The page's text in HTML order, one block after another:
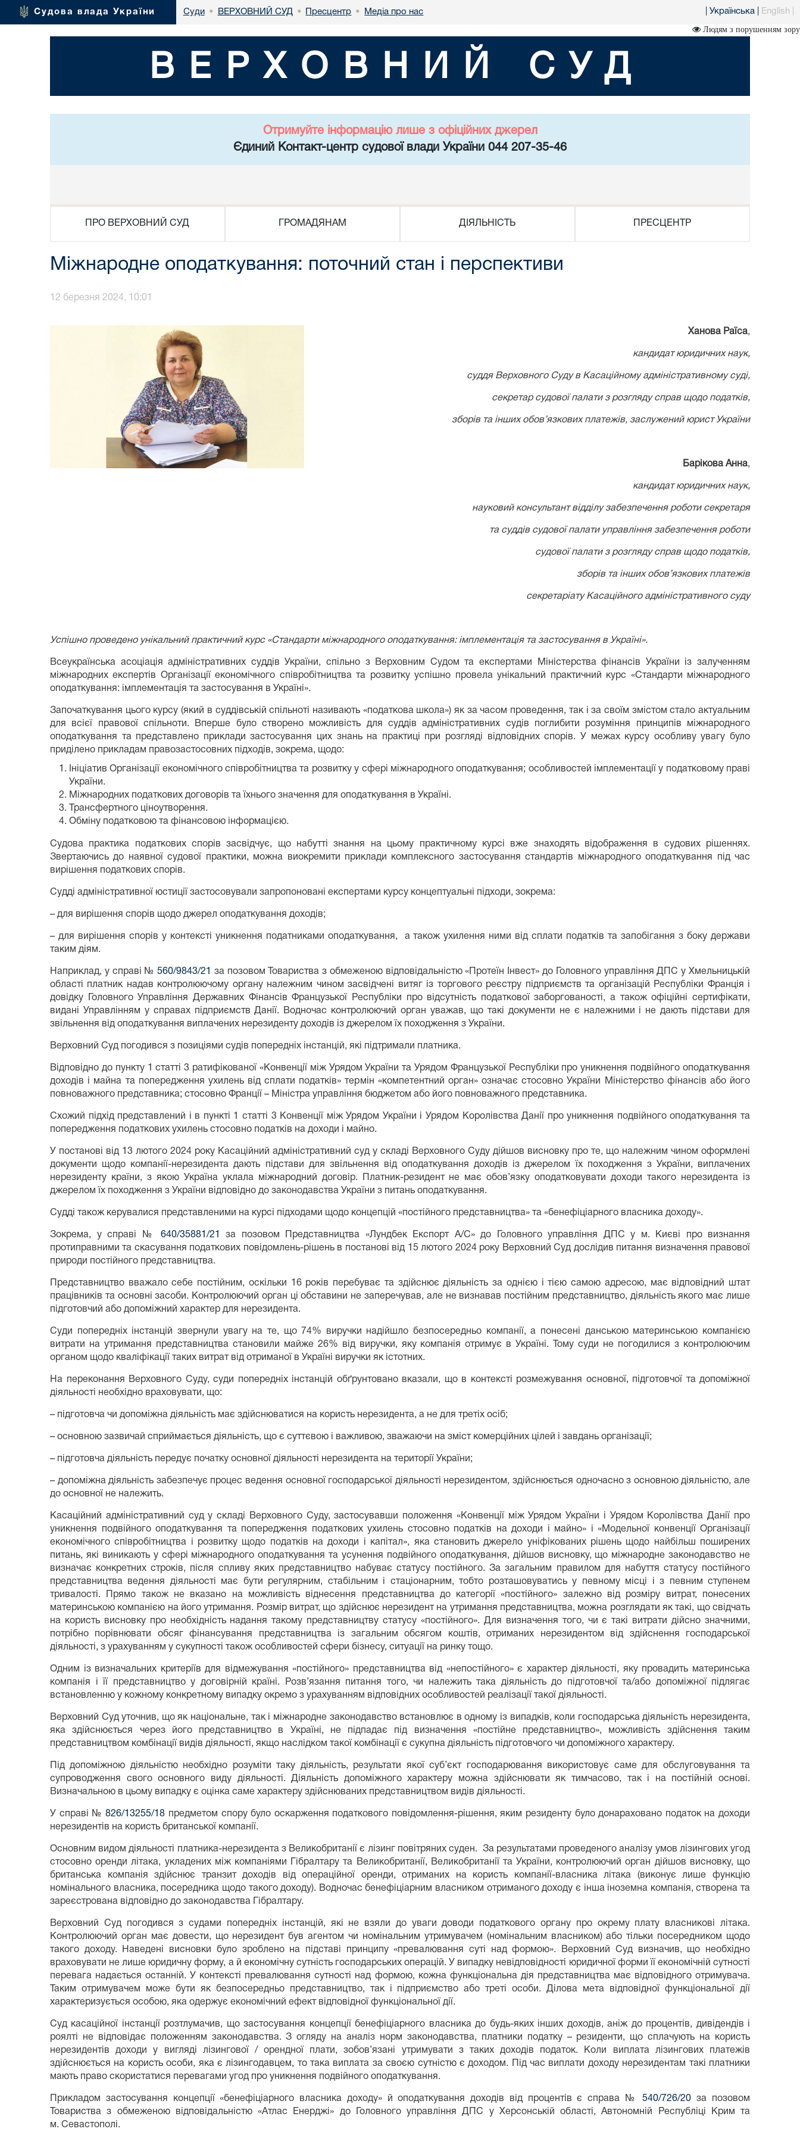
Судова влада України Суди • ВЕРХОВНИЙ СУД • Пресцентр • Медіа про нас Українська English
Людям з порушенням зору
ВЕРХОВНИЙ СУД
Отримуйте інформацію лише з офіційних джерел
Єдиний Контакт-центр судової влади України 044 207-35-46
ПРО ВЕРХОВНИЙ СУД ГРОМАДЯНАМ ДІЯЛЬНІСТЬ ПРЕСЦЕНТР
Міжнародне оподаткування: поточний стан і перспективи
12 березня 2024, 10:01
Ханова Раїса,
кандидат юридичних наук,
суддя Верховного Суду в Касаційному адміністративному суді,
секретар судової палати з розгляду справ щодо податків,
зборів та інших обов’язкових платежів, заслужений юрист України
Барікова Анна,
кандидат юридичних наук,
науковий консультант відділу забезпечення роботи секретаря
та суддів судової палати управління забезпечення роботи
судової палати з розгляду справ щодо податків,
зборів та інших обов’язкових платежів
секретаріату Касаційного адміністративного суду
Успішно проведено унікальний практичний курс «Стандарти міжнародного оподаткування: імплементація та застосування в Україні».
Всеукраїнська асоціація адміністративних суддів України, спільно з Верховним Судом та експертами Міністерства фінансів України із залученням
міжнародних експертів Організації економічного співробітництва та розвитку успішно провела унікальний практичний курс «Стандарти міжнародного
оподаткування: імплементація та застосування в Україні».
Започаткування цього курсу (який в суддівській спільноті називають «податкова школа») як за часом проведення, так і за своїм змістом стало актуальним
для всієї правової спільноти. Вперше було створено можливість для суддів адміністративних судів поглибити розуміння принципів міжнародного
оподаткування та представлено приклади застосування цих знань на практиці при розгляді відповідних спорів. У межах курсу особливу увагу було
приділено прикладам правозастосовних підходів, зокрема, щодо:
Ініціатив Організації економічного співробітництва та розвитку у сфері міжнародного оподаткування; особливостей імплементації у податковому праві
України.
Міжнародних податкових договорів та їхнього значення для оподаткування в Україні.
Трансфертного ціноутворення.
Обміну податковою та фінансовою інформацією.
Судова практика податкових спорів засвідчує, що набутті знання на цьому практичному курсі вже знаходять відображення в судових рішеннях.
Звертаючись до наявної судової практики, можна виокремити приклади комплексного застосування стандартів міжнародного оподаткування під час
вирішення податкових спорів.
Судді адміністративної юстиції застосовували запропоновані експертами курсу концептуальні підходи, зокрема:
– для вирішення спорів щодо джерел оподаткування доходів;
– для вирішення спорів у контексті уникнення податниками оподаткування, а також ухилення ними від сплати податків та запобігання з боку держави
таким діям.
Наприклад, у справі № 560/9843/21
за позовом Товариства з обмеженою відповідальністю «Протеїн Інвест» до Головного управління ДПС у Хмельницькій
області платник надав контролюючому органу належним чином засвідчені витяг із торгового реєстру підприємств та організацій Республіки Франція і
довідку Головного Управління Державних Фінансів Французької Республіки про відсутність податкової заборгованості, а також офіційні сертифікати,
видані Управлінням у справах підприємств Данії. Водночас контролюючий орган уважав, що такі документи не є належними і не дають підстави для
звільнення від оподаткування виплачених нерезиденту доходів із джерелом їх походження з України.
Верховний Суд погодився з позиціями судів попередніх інстанцій, які підтримали платника.
Відповідно до пункту 1 статті 3 ратифікованої «Конвенції між Урядом України та Урядом Французької Республіки про уникнення подвійного оподаткування
доходів і майна та попередження ухилень від сплати податків» термін «компетентний орган» означає стосовно України Міністерство фінансів або його
повноважного представника; стосовно Франції – Міністра управління бюджетом або його повноважного представника.
Схожий підхід представлений і в пункті 1 статті 3 Конвенції між Урядом України і Урядом Королівства Данії про уникнення подвійного оподаткування та
попередження податкових ухилень стосовно податків на доходи і майно.
У постанові від 13 лютого 2024 року Касаційний адміністративний суд у складі Верховного Суду дійшов висновку про те, що належним чином оформлені
документи щодо компанії-нерезидента дають підстави для звільнення від оподаткування доходів із джерелом їх походження з України, виплачених
нерезиденту країни, з якою Україна уклала міжнародний договір. Платник-резидент не має обов’язку оподатковувати доходи такого нерезидента із
джерелом їх походження з України відповідно до законодавства України з питань оподаткування.
Судді також керувалися представленими на курсі підходами щодо концепцій «постійного представництва» та «бенефіціарного власника доходу».
Зокрема, у справі № 640/35881/21
за позовом Представництва «Лундбек Експорт А/С» до Головного управління ДПС у м. Києві про визнання
протиправними та скасування податкових повідомлень-рішень в постанові від 15 лютого 2024 року Верховний Суд дослідив питання визначення правової
природи постійного представництва.
Представництво вважало себе постійним, оскільки 16 років перебуває та здійснює діяльність за однією і тією самою адресою, має відповідний штат
працівників та основні засоби. Контролюючий орган ці обставини не заперечував, але не визнавав постійним представництво, діяльність якого має лише
підготовчий або допоміжний характер для нерезидента.
Суди попередніх інстанцій звернули увагу на те, що 74% виручки надійшло безпосередньо компанії, а понесені данською материнською компанією
витрати на утримання представництва становили майже 26% від виручки, яку компанія отримує в Україні. Тому суди не погодилися з контролюючим
органом щодо кваліфікації таких витрат від отриманої в Україні виручки як істотних.
На переконання Верховного Суду, суди попередніх інстанцій обґрунтовано вказали, що в контексті розмежування основної, підготовчої та допоміжної
діяльності необхідно враховувати, що:
– підготовча чи допоміжна діяльність має здійснюватися на користь нерезидента, а не для третіх осіб;
– основною зазвичай сприймається діяльність, що є суттєвою і важливою, зважаючи на зміст комерційних цілей і завдань організації;
– підготовча діяльність передує початку основної діяльності нерезидента на території України;
– допоміжна діяльність забезпечує процес ведення основної господарської діяльності нерезидентом, здійснюється одночасно з основною діяльністю, але
до основної не належить.
Касаційний адміністративний суд у складі Верховного Суду, застосувавши положення «Конвенції між Урядом України і Урядом Королівства Данії про
уникнення подвійного оподаткування та попередження податкових ухилень стосовно податків на доходи і майно» і «Модельної конвенції Організації
економічного співробітництва і розвитку щодо податків на доходи і капітал», яка становить джерело уніфікованих рішень щодо найбільш поширених
питань, які виникають у сфері міжнародного оподаткування та усунення подвійного оподаткування, дійшов висновку, що міжнародне законодавство не
визначає конкретних строків, після спливу яких представництво набуває статусу постійного. За загальним правилом для набуття статусу постійного
представництва ведення діяльності має бути регулярним, стабільним і стаціонарним, тобто розташовуватись у певному місці і з певним ступенем
тривалості. Прямо також не вказано на можливість віднесення представництва до категорії «постійного» залежно від розміру витрат, понесених
материнською компанією на його утримання. Розмір витрат, що здійснює нерезидент на утримання представництва, можна розглядати як такі, що свідчать
на користь висновку про необхідність надання такому представництву статусу «постійного». Для визначення того, чи є такі витрати дійсно значними,
потрібно порівнювати обсяг фінансування представництва із загальним обсягом коштів, отриманих нерезидентом від здійснення господарської
діяльності, з урахуванням у сукупності також особливостей сфери бізнесу, ситуації на ринку тощо.
Одним із визначальних критеріїв для відмежування «постійного» представництва від «непостійного» є характер діяльності, яку провадить материнська
компанія і її представництво у договірній країні. Розв’язання питання того, чи належить така діяльність до підготовчої та/або допоміжної підлягає
встановленню у кожному конкретному випадку окремо з урахуванням відповідних особливостей реалізації такої діяльності.
Верховний Суд уточнив, що як національне, так і міжнародне законодавство встановлює в одному із випадків, коли господарська діяльність нерезидента,
яка здійснюється через його представництво в Україні, не підпадає під визначення «постійне представництво», можливість здійснення таким
представництвом комбінації видів діяльності, якщо наслідком такої комбінації є сукупна діяльність підготовчого чи допоміжного характеру.
Під допоміжною діяльністю необхідно розуміти таку діяльність, результати якої суб’єкт господарювання використовує саме для обслуговування та
супроводження свого основного виду діяльності. Діяльність допоміжного характеру можна здійснювати як тимчасово, так і на постійній основі.
Визначальною в цьому випадку є оцінка саме характеру здійснюваних представництвом видів діяльності.
У справі №826/13255/18 предметом спору було оскарження податкового повідомлення-рішення, яким резиденту було донараховано податок на доходи
нерезидентів на користь британської компанії.
Основним видом діяльності платника-нерезидента з Великобританії є лізинг повітряних суден. За результатами проведеного аналізу умов лізингових угод
стосовно оренди літака, укладених між компаніями Гібралтару та Великобританії, Великобританії та України, контролюючий орган дійшов висновку, що
британська компанія здійснює транзит доходів від операційної оренди, отриманих на користь компанії-власника літака (виконує лише функцію
номінального власника, посередника щодо такого доходу). Водночас бенефіціарним власником отриманого доходу є інша іноземна компанія, створена та
зареєстрована відповідно до законодавства Гібралтару.
Верховний Суд погодився з судами попередніх інстанцій, які не взяли до уваги доводи податкового органу про окрему плату власникові літака.
Контролюючий орган має довести, що нерезидент був агентом чи номінальним утримувачем (номінальним власником) або тільки посередником щодо
такого доходу. Наведені висновки було зроблено на підставі принципу «превалювання суті над формою». Верховний Суд визначив, що необхідно
враховувати не лише юридичну форму, а й економічну сутність господарських операцій. У випадку невідповідності юридичної форми її економічній сутності
перевага надається останній. У контексті превалювання сутності над формою, кожна функціональна дія представництва має відповідного отримувача.
Таким отримувачем може бути як безпосередньо представництво, так і підприємство або треті особи. Ділова мета відповідної функціональної дії
характеризується особою, яка одержує економічний ефект відповідної функціональної дії.
Суд касаційної інстанції розтлумачив, що застосування концепції бенефіціарного власника до будь-яких інших доходів, аніж до процентів, дивідендів і
роялті не відповідає положенням законодавства. З огляду на аналіз норм законодавства, платники податку – резиденти, що сплачують на користь
нерезидентів доходи у вигляді лізингової / орендної плати, зобов’язані утримувати з таких доходів податок. Коли виплата лізингових платежів
здійснюється на користь особи, яка є лізингодавцем, то така виплата за своєю сутністю є доходом. Під час виплати доходу нерезидентам такі платники
мають право скористатися перевагами угод про уникнення подвійного оподаткування.
Прикладом застосування концепції «бенефіціарного власника доходу» й оподаткування доходів від процентів є справа №540/726/20 за позовом
Товариства з обмеженою відповідальністю «Атлас Енерджі» до Головного управління ДПС у Херсонській області, Автономній Республіці Крим та
м. Севастополі.